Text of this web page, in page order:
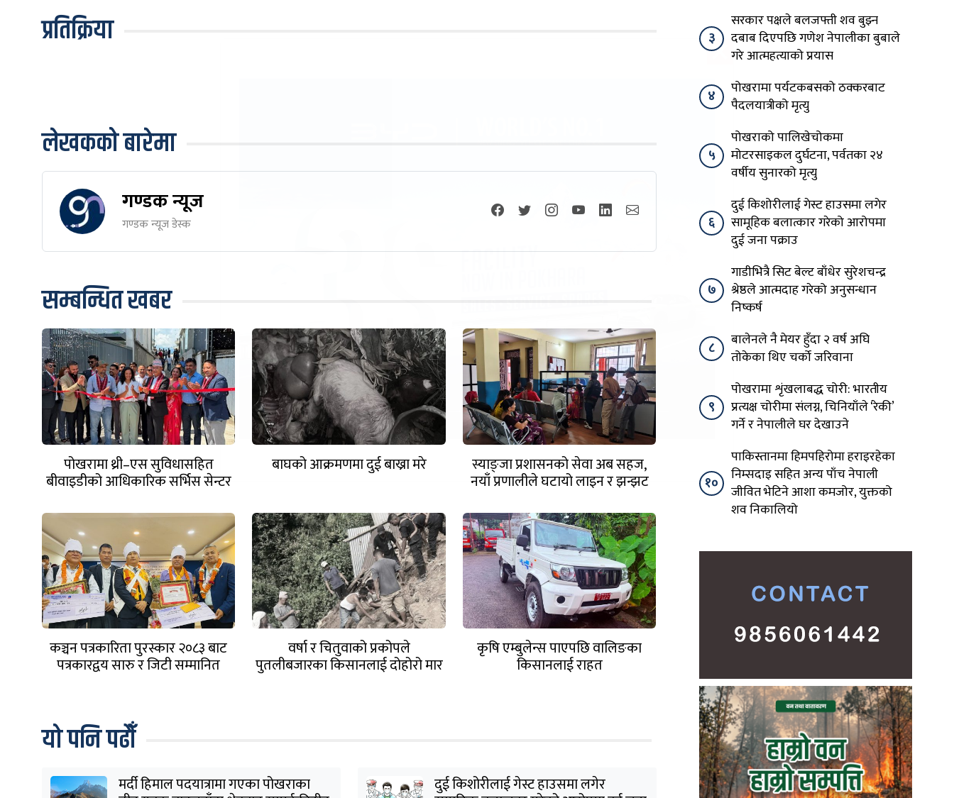
प्रतिक्रिया
लेखकको बारेमा
गण्डक न्यूज
गण्डक न्यूज डेस्क
सम्बन्धित खबर
पोखरामा थ्री–एस सुविधासहित
बीवाइडीको आधिकारिक सर्भिस सेन्टर
बाघको आक्रमणमा दुई बाख्रा मरे स्याङ्जा प्रशासनको सेवा अब सहज,
नयाँ प्रणालीले घटायो लाइन र झन्झट
कञ्चन पत्रकारिता पुरस्कार २०८३ बाट
पत्रकारद्वय सारु र जिटी सम्मानित
वर्षा र चितुवाको प्रकोपले
पुतलीबजारका किसानलाई दोहोरो मार
कृषि एम्बुलेन्स पाएपछि वालिङका
किसानलाई राहत
यो पनि पढौँ
मर्दी हिमाल पदयात्रामा गएका पोखराका दुई किशोरीलाई गेस्ट हाउसमा लगेर
३
सरकार पक्षले बलजफ्ती शव बुझ्न
दबाब दिएपछि गणेश नेपालीका बुबाले
गरे आत्महत्याको प्रयास
४
पोखरामा पर्यटकबसको ठक्करबाट
पैदलयात्रीको मृत्यु
५
पोखराको पालिखेचोकमा
मोटरसाइकल दुर्घटना, पर्वतका २४
वर्षीय सुनारको मृत्यु
६
दुई किशोरीलाई गेस्ट हाउसमा लगेर
सामूहिक बलात्कार गरेको आरोपमा
दुई जना पक्राउ
७
गाडीभित्रै सिट बेल्ट बाँधेर सुरेशचन्द्र
श्रेष्ठले आत्मदाह गरेको अनुसन्धान
निष्कर्ष
८
बालेनले नै मेयर हुँदा २ वर्ष अघि
तोकेका थिए चर्को जरिवाना
९
पोखरामा शृंखलाबद्ध चोरी: भारतीय
प्रत्यक्ष चोरीमा संलग्न, चिनियाँले ‘रेकी’
गर्ने र नेपालीले घर देखाउने
१०
पाकिस्तानमा हिमपहिरोमा हराइरहेका
निम्सदाइ सहित अन्य पाँच नेपाली
जीवित भेटिने आशा कमजोर, युक्तको
शव निकालियो